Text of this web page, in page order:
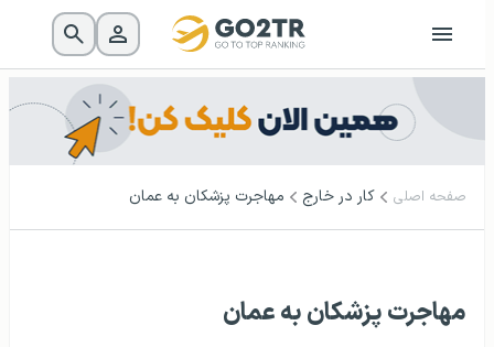
صفحه اصلی کار در خارج مهاجرت پزشکان به عمان
مهاجرت پزشکان به عمان